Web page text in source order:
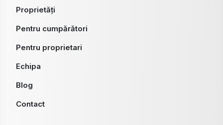
Proprietăți
Pentru cumpărători
Pentru proprietari
Echipa
Blog
Contact